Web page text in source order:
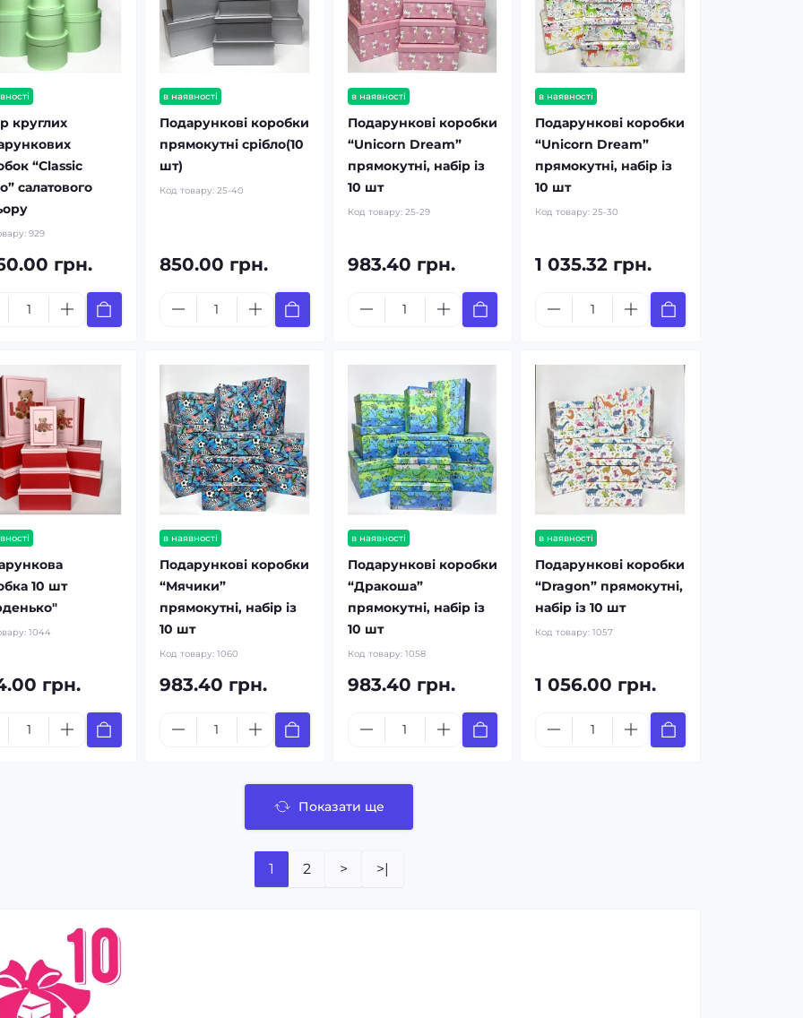
круглих
“Classic
салатового
929
грн.
в наявності
Подарункові коробки
прямокутні срібло(10
шт)
Код товару: 25-40
850.00 грн.
в наявності
Подарункові коробки
“Unicorn Dream”
прямокутні, набір із
10 шт
Код товару: 25-29
983.40 грн.
в наявності
Подарункові коробки
“Unicorn Dream”
прямокутні, набір із
10 шт
Код товару:25-30
1 035.32 грн.
10 шт
1044
грн.
в наявності
Подарункові коробки
“Мячики”
прямокутні, набір із
10 шт
Код товару: 1060
983.40 грн.
в наявності
Подарункові коробки
“Дракоша”
прямокутні, набір із
10 шт
Код товару: 1058
983.40 грн.
в наявності
Подарункові коробки
“Dragon” прямокутні,
набір із 10 шт
Код товару:1057
1 056.00 грн.
Показати ще
1 2 > >|